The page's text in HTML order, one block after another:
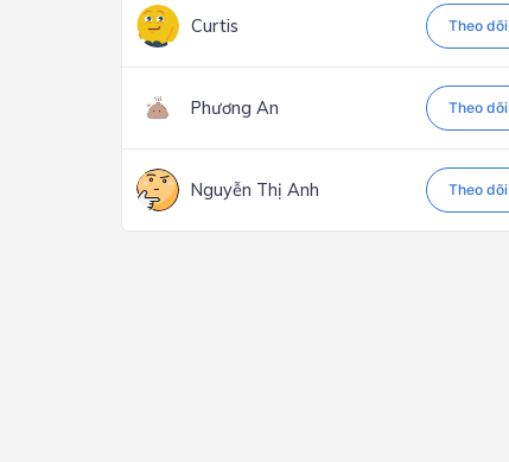
Curtis Theo dõi
Phương An Theo dõi
Nguyễn Thị Anh Theo dõi